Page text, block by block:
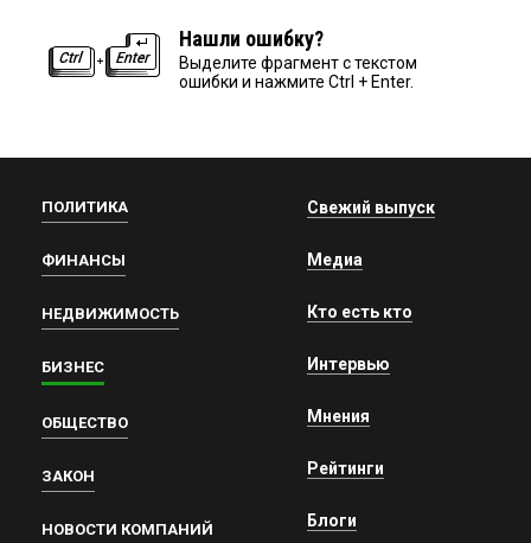
Нашли ошибку?
Выделите фрагмент с текстом
ошибки и нажмите Ctrl + Enter.
ПОЛИТИКА
ФИНАНСЫ
НЕДВИЖИМОСТЬ
БИЗНЕС
ОБЩЕСТВО
ЗАКОН
НОВОСТИ КОМПАНИЙ
Свежий выпуск
Медиа
Кто есть кто
Интервью
Мнения
Рейтинги
Блоги